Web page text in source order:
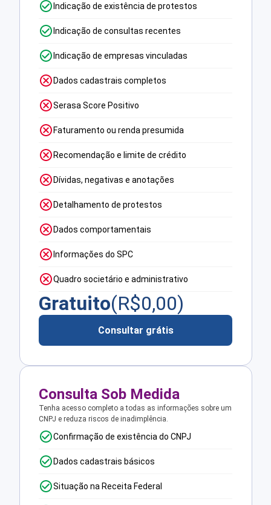
Indicação de existência de protestos
Indicação de consultas recentes
Indicação de empresas vinculadas
Dados cadastrais completos
Serasa Score Positivo
Faturamento ou renda presumida
Recomendação e limite de crédito
Dívidas, negativas e anotações
Detalhamento de protestos
Dados comportamentais
Informações do SPC
Quadro societário e administrativo
Gratuito(R$0,00)
Consultar grátis
Consulta Sob Medida
Tenha acesso completo a todas as informações sobre um
CNPJ e reduza riscos de inadimplência.
Confirmação de existência do CNPJ
Dados cadastrais básicos
Situação na Receita Federal